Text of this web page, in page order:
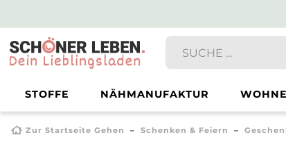
STOFFE NÄHMANUFAKTUR
Zur Startseite Gehen Schenken & Feiern